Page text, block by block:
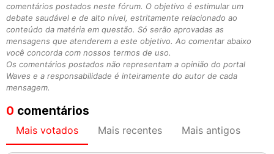
comentários postados neste fórum. O objetivo é estimular um
debate saudável e de alto nível, estritamente relacionado ao
conteúdo da matéria em questão. Só serão aprovadas as
mensagens que atenderem a este objetivo. Ao comentar abaixo
você concorda com nossos termos de uso.
Os comentários postados não representam a opinião do portal
Waves e a responsabilidade é inteiramente do autor de cada
mensagem.
0 comentários
Mais votados Mais recentes Mais antigos